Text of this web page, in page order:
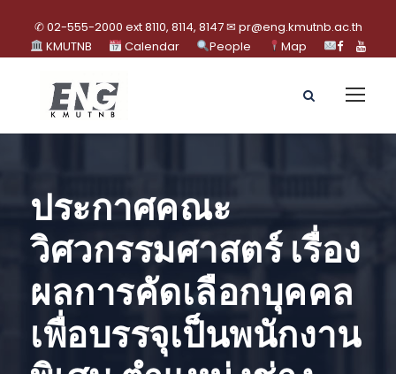
✆ 02-555-2000 ext 8110, 8114, 8147 ✉ pr@eng.kmutnb.ac.th
KMUTNB
Calendar People Map
ประกาศคณะ
วิศวกรรมศาสตร์ เรื่อง
ผลการคัดเลือกบุคคล
เพื่อบรรจุเป็นพนักงาน